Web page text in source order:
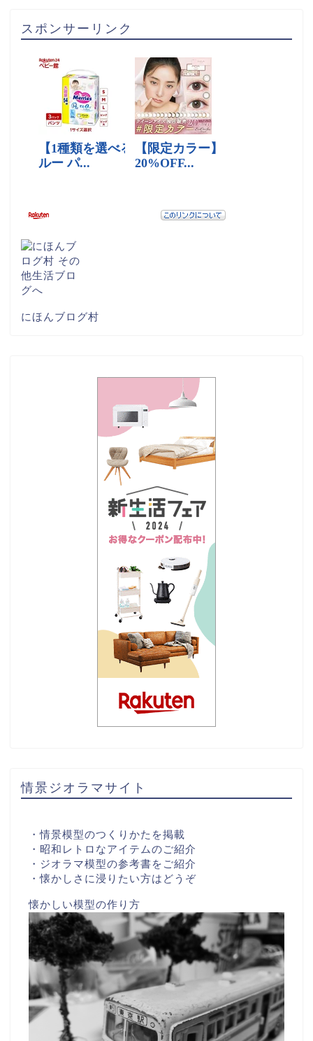
スポンサーリンク
にほんブログ村
情景ジオラマサイト
・情景模型のつくりかたを掲載
・昭和レトロなアイテムのご紹介
・ジオラマ模型の参考書をご紹介
・懐かしさに浸りたい方はどうぞ
懐かしい模型の作り方